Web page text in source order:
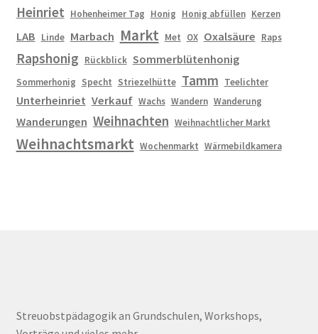
Heinriet Hohenheimer Tag Honig Honig abfüllen Kerzen
LAB Linde Marbach Markt Met OX Oxalsäure Raps
Rapshonig Rückblick Sommerblütenhonig
Sommerhonig Specht Striezelhütte Tamm Teelichter
Unterheinriet Verkauf Wachs Wandern Wanderung
Wanderungen Weihnachten Weihnachtlicher Markt
Weihnachtsmarkt Wochenmarkt Wärmebildkamera
Streuobstpädagogik an Grundschulen, Workshops,